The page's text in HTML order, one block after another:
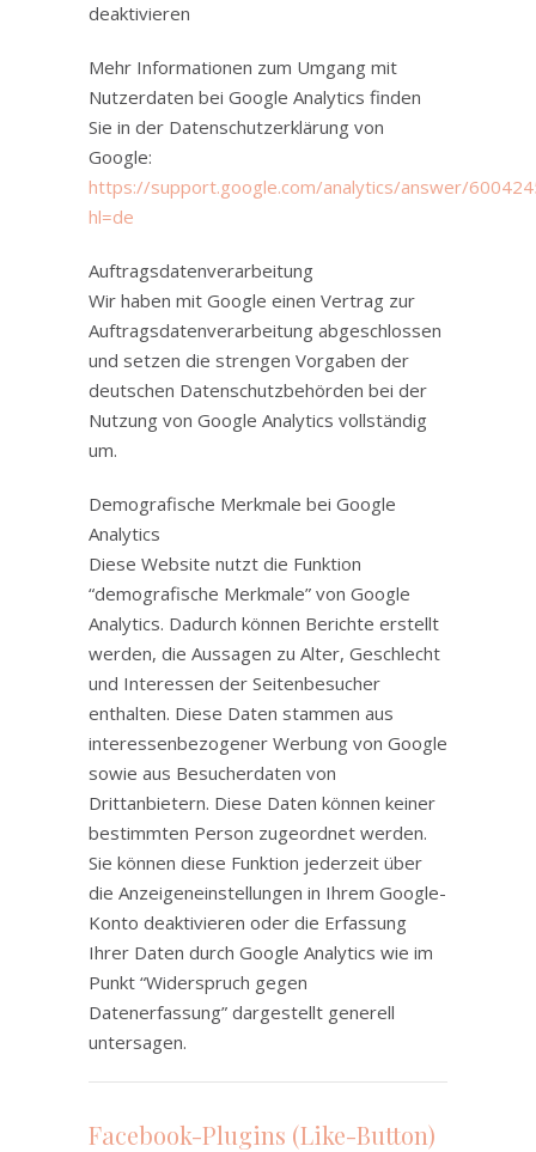
deaktivieren
Mehr Informationen zum Umgang mit
Nutzerdaten bei Google Analytics finden
Sie in der Datenschutzerklärung von
Google:
https://support.google.com/analytics/answer/
hl=de
Auftragsdatenverarbeitung
Wir haben mit Google einen Vertrag zur
Auftragsdatenverarbeitung abgeschlossen
und setzen die strengen Vorgaben der
deutschen Datenschutzbehörden bei der
Nutzung von Google Analytics vollständig
um.
Demografische Merkmale bei Google
Analytics
Diese Website nutzt die Funktion
“demografische Merkmale” von Google
Analytics. Dadurch können Berichte erstellt
werden, die Aussagen zu Alter, Geschlecht
und Interessen der Seitenbesucher
enthalten. Diese Daten stammen aus
interessenbezogener Werbung von Google
sowie aus Besucherdaten von
Drittanbietern. Diese Daten können keiner
bestimmten Person zugeordnet werden.
Sie können diese Funktion jederzeit über
die Anzeigeneinstellungen in Ihrem Google-
Konto deaktivieren oder die Erfassung
Ihrer Daten durch Google Analytics wie im
Punkt “Widerspruch gegen
Datenerfassung” dargestellt generell
untersagen.
Facebook-Plugins (Like-Button)